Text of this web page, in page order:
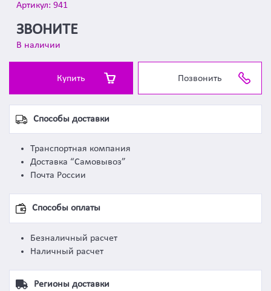
Артикул: 941
ЗВОНИТЕ
В наличии
Купить Позвонить
Способы доставки
Транспортная компания
Доставка “Самовывоз”
Почта России
Способы оплаты
Безналичный расчет
Наличный расчет
Регионы доставки